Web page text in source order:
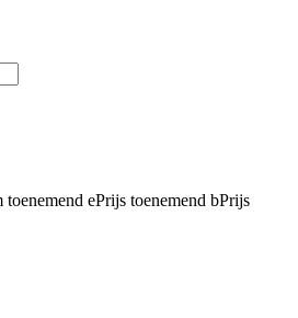
toenemend ePrijs toenemend bPrijs